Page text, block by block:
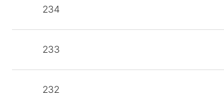
234
233
232